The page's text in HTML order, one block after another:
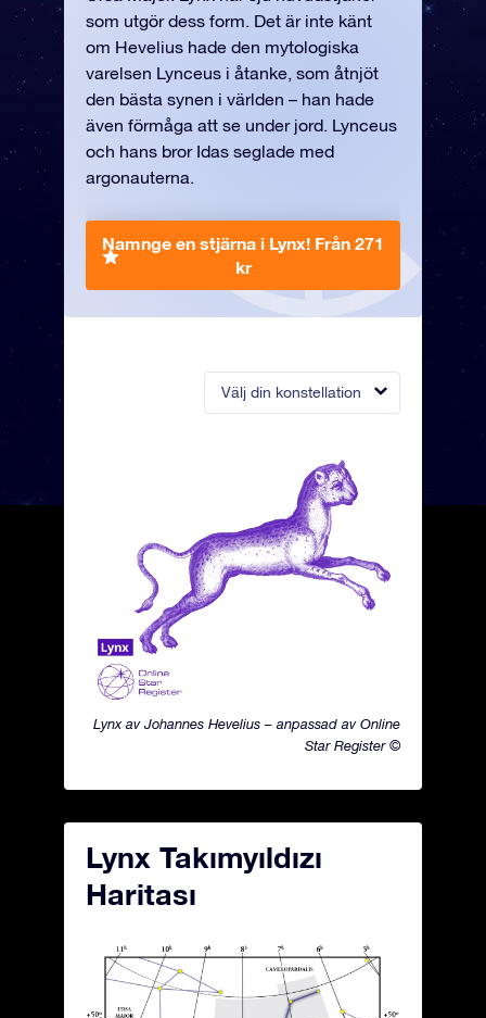
Välj din konstellation
Lynx av Johannes Hevelius – anpassad av Online
Star Register ©
som utgör dess form. Det är inte känt
om Hevelius hade den mytologiska
varelsen Lynceus i åtanke, som åtnjöt
den bästa synen i världen – han hade
även förmåga att se under jord. Lynceus
och hans bror Idas seglade med
argonauterna.
Namnge en stjärna i Lynx! Från 271
kr
Lynx Takımyıldızı
Haritası